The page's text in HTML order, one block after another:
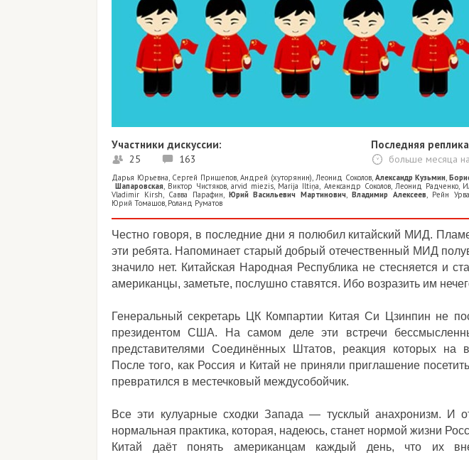
Участники дискуссии:
25 163
Последняя
больше месяца
Дарья Юрьевна, Сергей Прищепов, Андрей (хуторянин), Леонид Соколов, Александр Кузьмин,
Шапаровская, Виктор Чистяков,arvid miezis, Marija Iltiņa, Александр Соколов, Леонид Радченко,
Vladimir Kirsh, Савва Парафин, Юрий Васильевич Мартинович,Владимир Алексеев, Рейн
Юрий Томашов, Роланд Руматов
Честно говоря, в последние дни я полюбил китайский МИД.
эти ребята. Напоминает старый добрый отечественный МИД
значило нет. Китайская Народная Республика не стесняется и
американцы, заметьте, послушно ставятся. Ибо возразить им
Генеральный секретарь ЦК Компартии Китая Си Цзинпин не
президентом США. На самом деле эти встречи
представителями Соединённых Штатов, реакция которых на
После того, как Россия и Китай не приняли приглашение
превратился в местечковый междусобойчик.
Все эти кулуарные сходки Запада — тусклый анахронизм. И
нормальная практика, которая, надеюсь, станет нормой жизни
Китай даёт понять американцам каждый день, что их